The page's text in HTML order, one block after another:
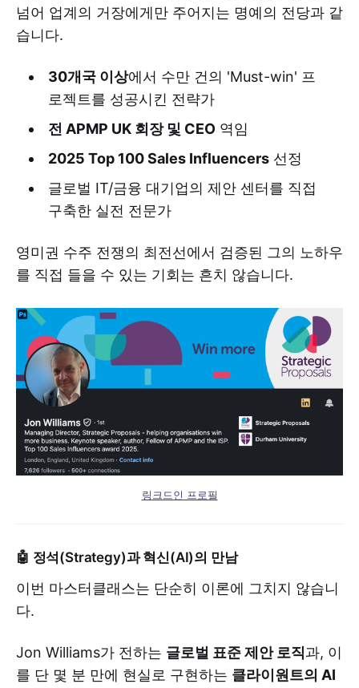
넘어 업계의 거장에게만 주어지는 명예의 전당과 같
습니다.
30개국 이상에서 수만 건의 'Must-win' 프
로젝트를 성공시킨 전략가
전 APMP UK 회장 및 CEO역임
2025 Top 100 Sales Influencers선정
글로벌 IT/금융 대기업의 제안 센터를 직접
구축한 실전 전문가
영미권 수주 전쟁의 최전선에서 검증된 그의 노하우
를 직접 들을 수 있는 기회는 흔치 않습니다.
링크드인 프로필
🤖 정석(Strategy)과 혁신(AI)의 만남
이번 마스터클래스는 단순히 이론에 그치지 않습니
다.
Jon Williams가 전하는 글로벌 표준 제안 로직과, 이
를 단 몇 분 만에 현실로 구현하는 클라이원트의 AI